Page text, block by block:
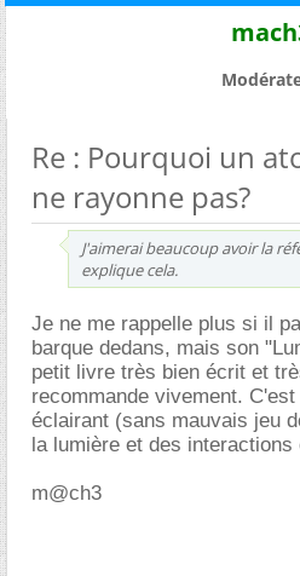
Re : Pourquoi un
ne rayonne pas?
J'aimerai beaucoup avoir la
explique cela.
Je ne me rappelle plus si il
barque dedans, mais son
petit livre très bien écrit et
recommande vivement.
éclairant (sans mauvais jeu
la lumière et des interactions
m@ch3